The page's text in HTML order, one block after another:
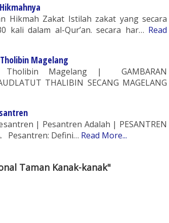
Hikmah Zakat Istilah zakat yang secara
kali dalam al-Qur’an. secara har… Read
Magelang
Tholibin Magelang | GAMBARAN
THALIBIN SECANG MAGELANG
| Pesantren Adalah | PESANTREN
Pesantren: Defini… Read More...
Taman Kanak-kanak"